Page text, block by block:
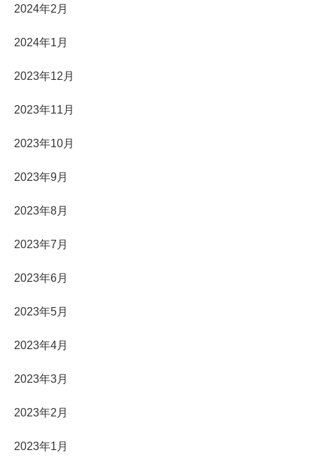
2024年2月
2024年1月
2023年12月
2023年11月
2023年10月
2023年9月
2023年8月
2023年7月
2023年6月
2023年5月
2023年4月
2023年3月
2023年2月
2023年1月